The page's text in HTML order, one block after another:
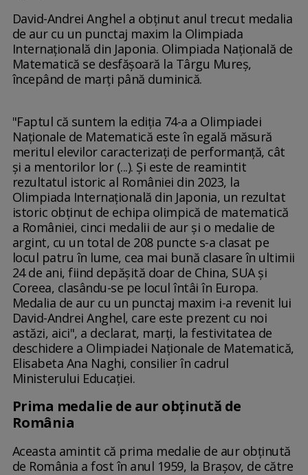
David-Andrei Anghel a obţinut anul trecut medalia
de aur cu un punctaj maxim la Olimpiada
Internaţională din Japonia. Olimpiada Naţională de
Matematică se desfăşoară la Târgu Mureş,
începând de marţi până duminică.
"Faptul că suntem la ediţia 74-a a Olimpiadei
Naţionale de Matematică este în egală măsură
meritul elevilor caracterizaţi de performanţă, cât
şi a mentorilor lor (...). Şi este de reamintit
rezultatul istoric al României din 2023, la
Olimpiada Internaţională din Japonia, un rezultat
istoric obţinut de echipa olimpică de matematică
a României, cinci medalii de aur şi o medalie de
argint, cu un total de 208 puncte s-a clasat pe
locul patru în lume, cea mai bună clasare în ultimii
24 de ani, fiind depăşită doar de China, SUA şi
Coreea, clasându-se pe locul întâi în Europa.
Medalia de aur cu un punctaj maxim i-a revenit lui
David-Andrei Anghel, care este prezent cu noi
astăzi, aici", a declarat, marţi, la festivitatea de
deschidere a Olimpiadei Naţionale de Matematică,
Elisabeta Ana Naghi, consilier în cadrul
Ministerului Educaţiei.
Prima medalie de aur obţinută de
România
Aceasta amintit că prima medalie de aur obţinută
de România a fost în anul 1959, la Braşov, de către